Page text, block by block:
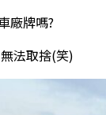
廠牌嗎?
法取捨(笑)